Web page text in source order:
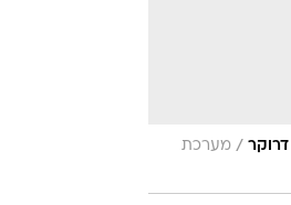
דרוקר / מערכת